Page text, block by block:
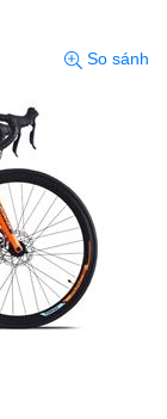
So sánh